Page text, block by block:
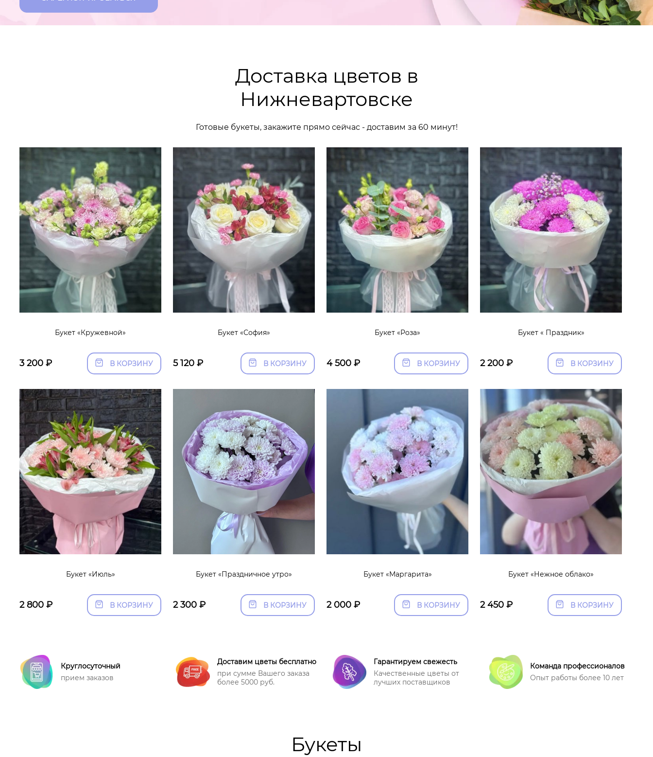
Доставка цветов в
Нижневартовске
Готовые букеты, закажите прямо сейчас - доставим за 60 минут!
Букет «Кружевной»
3 200 ₽ В КОРЗИНУ
Букет «София»
5 120 ₽ В КОРЗИНУ
Букет «Роза»
4 500 ₽ В КОРЗИНУ
Букет « Праздник»
2 200 ₽ В КОРЗИНУ
Букет «Июль»
2 800 ₽ В КОРЗИНУ
Букет «Праздничное утро»
2 300 ₽ В КОРЗИНУ
Букет «Маргарита»
2 000 ₽ В КОРЗИНУ
Букет «Нежное облако»
2 450 ₽ В КОРЗИНУ
Круглосуточный
прием заказов
Доставим цветы бесплатно
при сумме Вашего заказа
более 5000 руб.
Гарантируем свежесть
Качественные цветы от
лучших поставщиков
Команда профессионалов
Опыт работы более 10 лет
Букеты